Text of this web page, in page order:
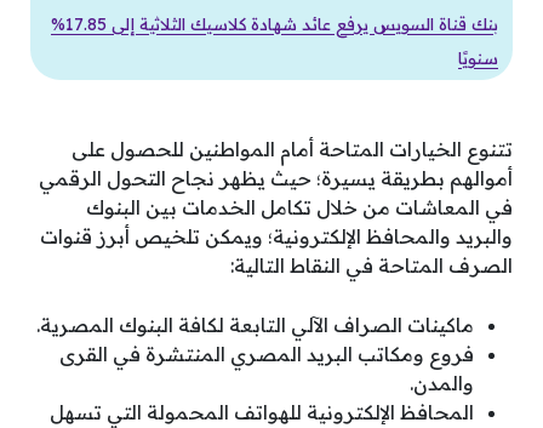
بنك قناة السويس يرفع عائد شهادة كلاسيك الثلاثية إلى 17.85%
سنويًا
تتنوع الخيارات المتاحة أمام المواطنين للحصول على
أموالهم بطريقة يسيرة؛ حيث يظهر نجاح التحول الرقمي
في المعاشات من خلال تكامل الخدمات بين البنوك
والبريد والمحافظ الإلكترونية؛ ويمكن تلخيص أبرز قنوات
الصرف المتاحة في النقاط التالية:
ماكينات الصراف الآلي التابعة لكافة البنوك المصرية.
فروع ومكاتب البريد المصري المنتشرة في القرى
والمدن.
المحافظ الإلكترونية للهواتف المحمولة التي تسهل